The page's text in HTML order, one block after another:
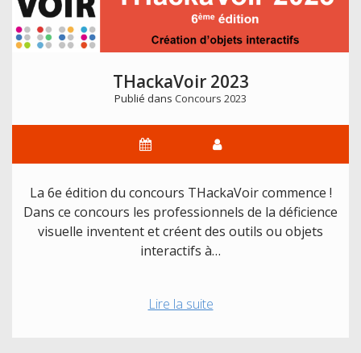
2023
THackaVoir 2023
Publié dans Concours 2023
La 6e édition du concours THackaVoir commence !
Dans ce concours les professionnels de la déficience
visuelle inventent et créent des outils ou objets
interactifs à…
Lire la suiteTHackaVoir